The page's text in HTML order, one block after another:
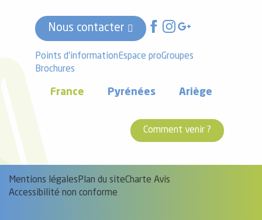
Nous contacter
Points d'informationEspace proGroupes
Brochures
France Pyrénées Ariège
Comment venir ?
Mentions légales Plan du siteCharte Avis
Accessibilité non conforme